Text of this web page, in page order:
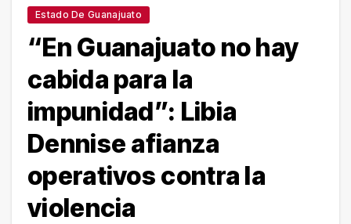
Estado De Guanajuato
“En Guanajuato no hay
cabida para la
impunidad”: Libia
Dennise afianza
operativos contra la
violencia